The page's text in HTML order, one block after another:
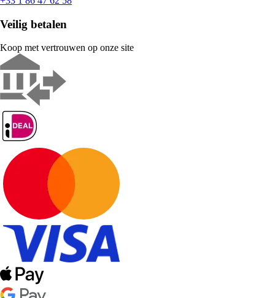
Veilig betalen
Koop met vertrouwen op onze site